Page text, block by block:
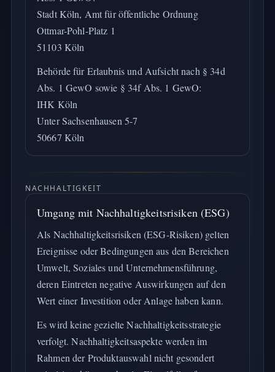
Stadt Köln, Amt für öffentliche Ordnung
Ottmar-Pohl-Platz 1
51103 Köln
Behörde für Erlaubnis und Aufsicht nach § 34d
Abs. 1 GewO sowie § 34f Abs. 1 GewO:
IHK Köln
Unter Sachsenhausen 5-7
50667 Köln
NACHHALTIGKEIT
Umgang mit Nachhaltigkeitsrisiken (ESG)
Als Nachhaltigkeitsrisiken (ESG-Risiken) gelten
Ereignisse oder Bedingungen aus den Bereichen
Umwelt, Soziales und Unternehmensführung,
deren Eintreten negative Auswirkungen auf den
Wert einer Investition oder Anlage haben kann.
Es wird keine gezielte Nachhaltigkeitsstrategie
verfolgt. Nachhaltigkeitsaspekte werden im
Rahmen der Produktauswahl nicht gesondert